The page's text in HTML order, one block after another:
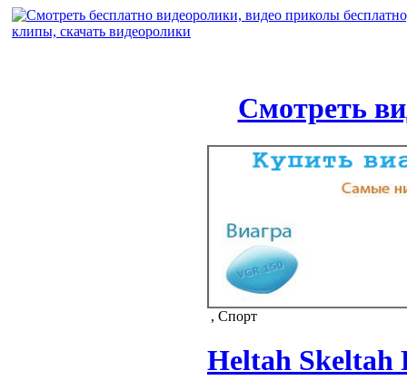
Смотреть
, Спорт
Heltah Skeltah